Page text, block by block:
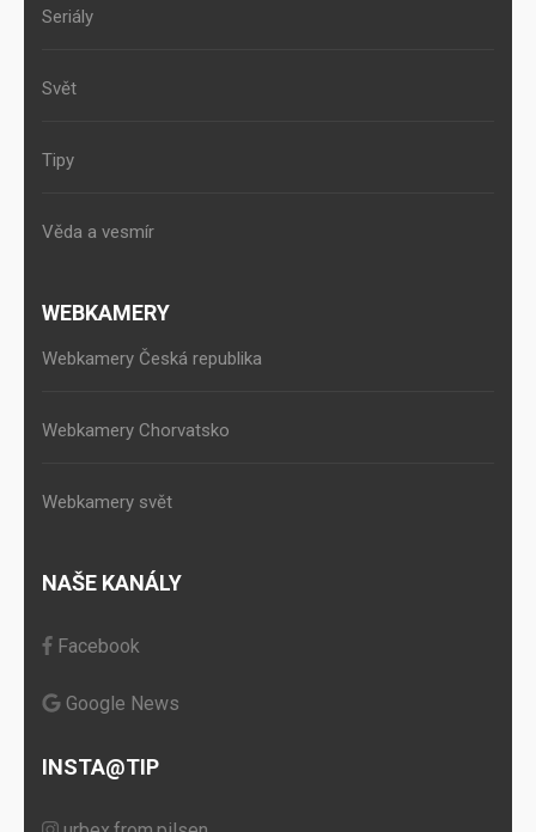
Seriály
Svět
Tipy
Věda a vesmír
WEBKAMERY
Webkamery Česká republika
Webkamery Chorvatsko
Webkamery svět
NAŠE KANÁLY
Facebook
Google News
INSTA@TIP